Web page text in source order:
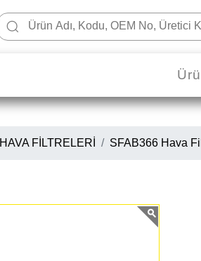
HAVA FİLTRELERİ SFAB366 Hava